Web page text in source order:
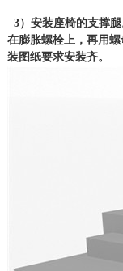
3）安装座椅的支撑
在膨胀螺栓上，再用
装图纸要求安装齐。